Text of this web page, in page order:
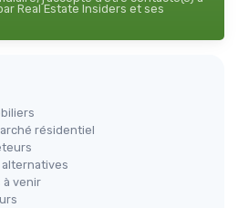
Real Estate Insiders et ses
résidentiel
à venir